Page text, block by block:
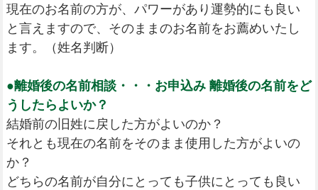
現在のお名前の方が、パワーがあり運勢的にも良い
と言えますので、そのままのお名前をお薦めいたし
ます。（姓名判断）
●離婚後の名前相談・・・お申込み 離婚後の名前をど
うしたらよいか？
結婚前の旧姓に戻した方がよいのか？
それとも現在の名前をそのまま使用した方がよいの
か？
どちらの名前が自分にとっても子供にとっても良い